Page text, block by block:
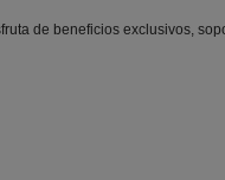
de beneficios exclusivos,